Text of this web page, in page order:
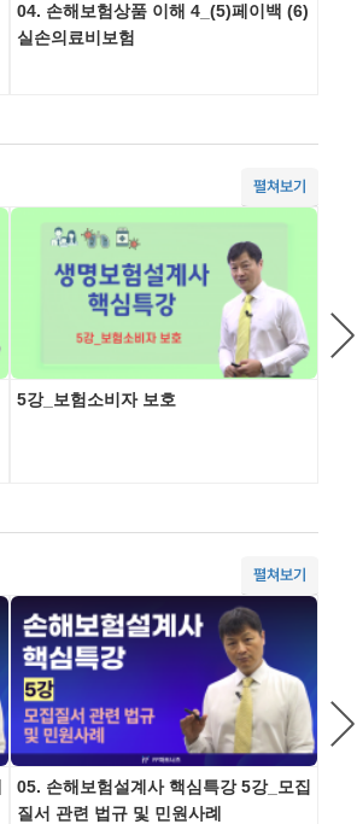
04. 손해보험상품 이해 4_(5)페이백 (6)
실손의료비보험
펼쳐보기
5강_보험소비자 보호
펼쳐보기
05. 손해보험설계사 핵심특강 5강_모집
질서 관련 법규 및 민원사례